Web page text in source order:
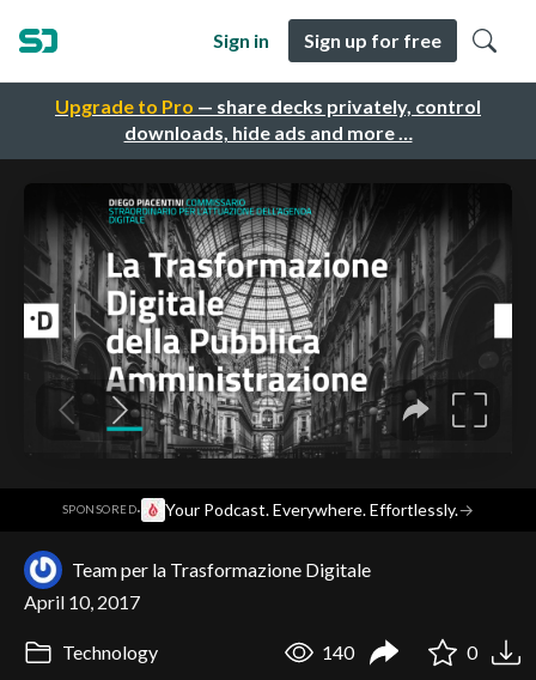
Upgrade to Pro — share decks privately, control
downloads, hide ads and more …
Sign in Sign up for free
SPONSORED· Your Podcast. Everywhere. Effortlessly.→
Team per la Trasformazione Digitale
April 10, 2017
Technology 140 0